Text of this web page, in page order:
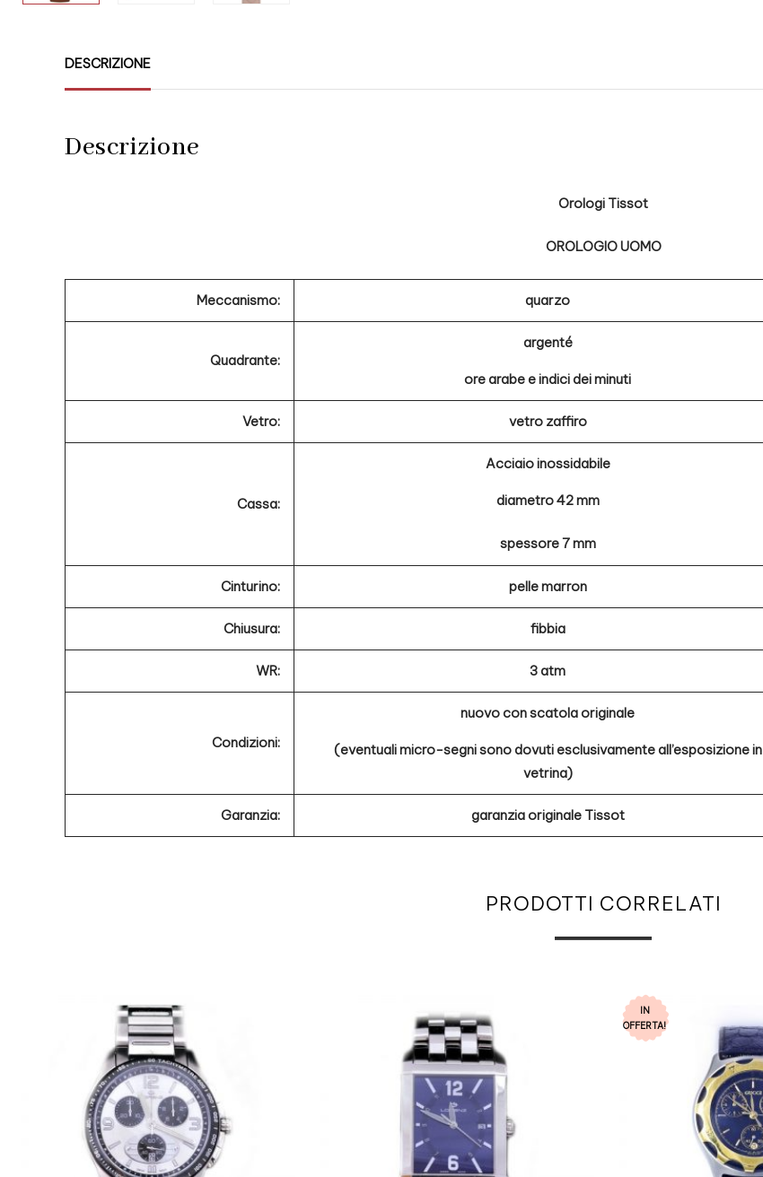
DESCRIZIONE
Descrizione
Orologi Tissot
OROLOGIO UOMO
Meccanismo: quarzo
Quadrante:
argenté
ore arabe e indici dei minuti
Vetro: vetro zaffiro
Cassa:
Acciaio inossidabile
diametro 42 mm
spessore 7 mm
Cinturino: pelle marron
Chiusura: fibbia
WR: 3 atm
Condizioni:
nuovo con scatola originale
(eventuali micro-segni sono dovuti esclusivamente all’esposizione in
vetrina)
Garanzia: garanzia originale Tissot
PRODOTTI CORRELATI
IN
OFFERTA!